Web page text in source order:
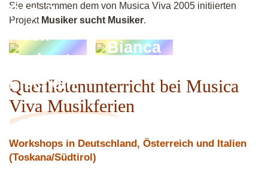
Sie entstammen dem von Musica Viva 2005 initiierten
Projekt Musiker sucht Musiker.
Pop &
Rock
Orchester
Fischeln
Bianca
Querflötenunterricht bei Musica
Viva Musikferien
Workshops in Deutschland, Österreich und Italien
(Toskana/Südtirol)